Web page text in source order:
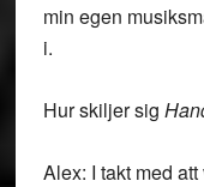
min egen
i.
Hur skiljer sig
Alex: I takt med